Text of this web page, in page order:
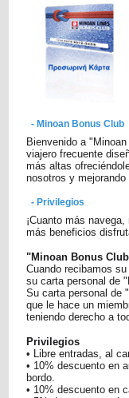
- Minoan Bonus Club
Bienvenido a
viajero frecuente
más altas
nosotros y mejorando
- Privilegios
¡Cuanto más
más beneficios
"Minoan Bonus
Cuando recibamos
su carta personal de
Su carta personal de
que le hace un
teniendo derecho a
Privilegios
• Libre entradas, al
• 10% descuento en
bordo.
• 10% descuento en